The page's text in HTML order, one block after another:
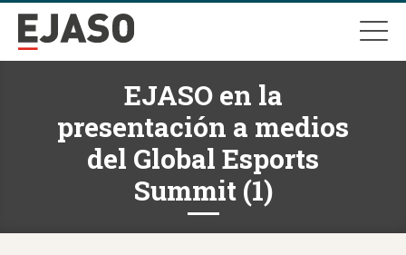
EJASO en la
presentación a medios
del Global Esports
Summit (1)